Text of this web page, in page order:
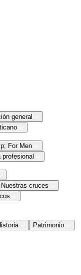
general
For Men
profesional
Nuestras cruces
Patrimonio